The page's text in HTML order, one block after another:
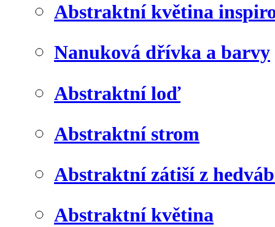
Abstraktní květina
Nanuková dřívka a barvy
Abstraktní loď
Abstraktní strom
Abstraktní zátiší z
Abstraktní květina